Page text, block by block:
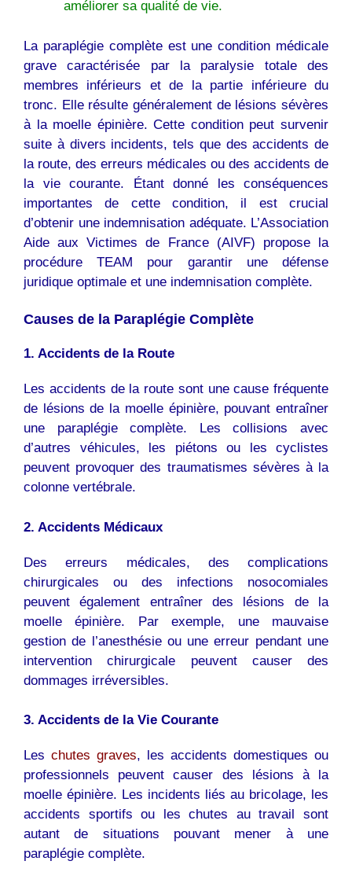
améliorer sa qualité de vie.
La paraplégie complète est une condition médicale
grave caractérisée par la paralysie totale des
membres inférieurs et de la partie inférieure du
tronc. Elle résulte généralement de lésions sévères
à la moelle épinière. Cette condition peut survenir
suite à divers incidents, tels que des accidents de
la route, des erreurs médicales ou des accidents de
la vie courante. Étant donné les conséquences
importantes de cette condition, il est crucial
d’obtenir une indemnisation adéquate. L’Association
Aide aux Victimes de France (AIVF) propose la
procédure TEAM pour garantir une défense
juridique optimale et une indemnisation complète.
Causes de la Paraplégie Complète
1. Accidents de la Route
Les accidents de la route sont une cause fréquente
de lésions de la moelle épinière, pouvant entraîner
une paraplégie complète. Les collisions avec
d’autres véhicules, les piétons ou les cyclistes
peuvent provoquer des traumatismes sévères à la
colonne vertébrale.
2. Accidents Médicaux
Des erreurs médicales, des complications
chirurgicales ou des infections nosocomiales
peuvent également entraîner des lésions de la
moelle épinière. Par exemple, une mauvaise
gestion de l’anesthésie ou une erreur pendant une
intervention chirurgicale peuvent causer des
dommages irréversibles.
3. Accidents de la Vie Courante
Les chutes graves, les accidents domestiques ou
professionnels peuvent causer des lésions à la
moelle épinière. Les incidents liés au bricolage, les
accidents sportifs ou les chutes au travail sont
autant de situations pouvant mener à une
paraplégie complète.